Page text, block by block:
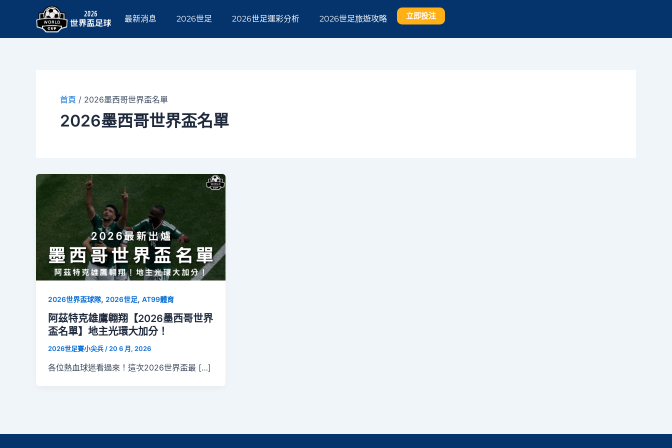
最新消息 2026世足 2026世足運彩分析 2026世足旅遊攻略 立即投注
首頁 / 2026墨西哥世界盃名單
2026墨西哥世界盃名單
2026世界盃球隊, 2026世足, AT99體育
阿茲特克雄鷹翱翔【2026墨西哥世界
盃名單】地主光環大加分！
2026世足賽小尖兵 / 20 6 月, 2026
各位熱血球迷看過來！這次2026世界盃最 […]